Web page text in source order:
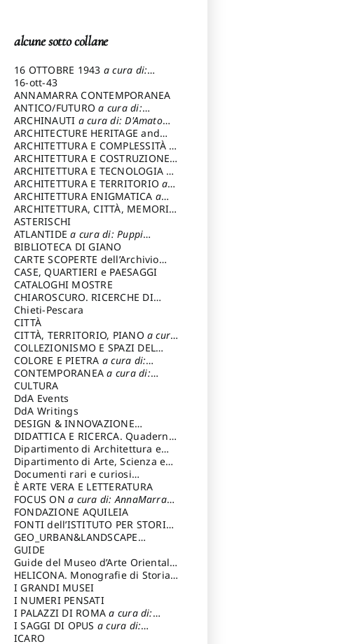
alcune sotto collane
16 OTTOBRE 1943 a cura di:
Pezzetti Marcello
16-ott-43
ANNAMARRA CONTEMPORANEA
ANTICO/FUTUROa cura di:
Varagnoli Claudio
ARCHINAUTI a cura di: D'Amato
Claudio
ARCHITECTURE HERITAGE and
DESIGN
ARCHITETTURA E COMPLESSITÀ a
cura di: Piva Antonio
ARCHITETTURA E COSTRUZIONEa
cura di: Poretti Sergio
ARCHITETTURA E TECNOLOGIA a
cura di: Carrara Gianfranco
ARCHITETTURA E TERRITORIOa
cura di: Pietrogrande Enrico
ARCHITETTURA ENIGMATICA a
cura di: Lenci Ruggero
ARCHITETTURA, CITTÀ, MEMORIA
a cura di: Valeriani Enrico
ASTERISCHI
ATLANTIDEa cura di: Puppi
Lionello
BIBLIOTECA DI GIANO
CARTE SCOPERTE dell’Archivio
Storico Capitolino
CASE, QUARTIERI e PAESAGGI
CATALOGHI MOSTRE
CHIAROSCURO. RICERCHE DI
STORIA E STORIA DELL'ARTE
cura di: Di Carpegna Falconieri
Tommaso
Chieti-Pescara
CITTÀ
CITTÀ, TERRITORIO, PIANO a cura
di: Imbesi Giuseppe
COLLEZIONISMO E SPAZI DEL
COLLEZIONISMO a cura di:
Magnani Lauro
COLORE E PIETRA a cura di:
Selvaggi Giuseppe
CONTEMPORANEAa cura di:
Gubinelli Luna
CULTURA
DdA Events
DdA Writings
DESIGN & INNOVAZIONE
TECNOLOGICAa cura di: Vallicelli
Andrea
DIDATTICA E RICERCA. Quaderni
della Scuola
Dipartimento di Architettura e
Analisi della Città Mediterranea
Dipartimento di Arte, Scienza e
Tecnica del Costuire
Documenti rari e curiosi
dall'Archivio Segreto
È ARTE VERA E LETTERATURA
FOCUS ONa cura di: AnnaMarra
Contemporanea
FONDAZIONE AQUILEIA
FONTI dell’ISTITUTO PER STORIA
DEL RISORGIMENTO
GEO_URBAN&LANDSCAPE
PLANNING (GULP)
Trusiani Elio
GUIDE
Guide del Museo d’Arte Orientale
“Giuseppe Tucci”
HELICONA. Monografie di Storia
dell'Artea cura di: Gallo Marco
I GRANDI MUSEI
I NUMERI PENSATI
I PALAZZI DI ROMAa cura di:
Ippoliti Alessandro
I SAGGI DI OPUS a cura di:
Scalesse Tommaso
ICARO